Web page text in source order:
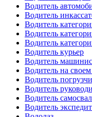
Водитель
Водитель
Водитель
Водитель
Водитель
Водитель курьер
Водитель
Водитель на своем
Водитель
Водитель
Водитель
Водитель